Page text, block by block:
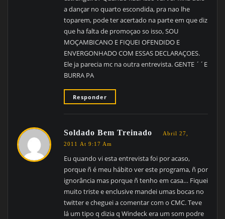
a dançar no quarto escondida, pra nao lhe
toparem, pode ter acertado na parte em que diz
que ha falta de promoçao so isso, SOU
MOÇAMBICANO E FIQUEI OFENDIDO E
ENVERGONHADO COM ESSAS DECLARAÇOES.
Ele ja parecia mc na outra entrevista. GENTE ´´E
BURRA PA
Responder
Soldado Bem Treinado
Abril 27,
2011 At 9:17 Am
Eu quando vi esta entrevista foi por acaso,
porque ñ é meu hábito ver este programa, ñ por
ignorância mas porque ñ tenho em casa… Fiquei
muito triste e enclusive mandei umas bocas no
twitter e cheguei a comentar com o CMC. Teve
lá um tipo q dizia q Windeck era um som podre